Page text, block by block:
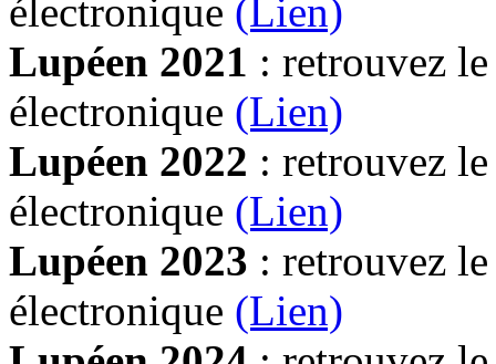
électronique (Lien)
Lupéen 2021 : retrouvez
électronique (Lien)
Lupéen 2022 : retrouvez
électronique (Lien)
Lupéen 2023 : retrouvez
électronique (Lien)